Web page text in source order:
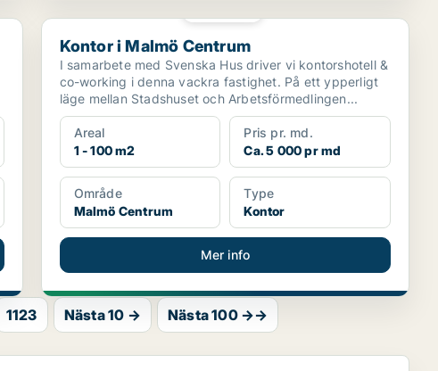
Kontor i Malmö Centrum
Kontor i Malmö Centrum
I samarbete med Svenska Hus driver vi kontorshotell &
co-working i denna vackra fastighet. På ett ypperligt
läge mellan Stadshuset och Arbetsförmedlingen...
Areal
1 - 100 m2
Pris pr. md.
Ca. 5 000 pr md
Område
Malmö Centrum
Type
Kontor
Mer info
1123 Nästa 10 → Nästa 100 →→